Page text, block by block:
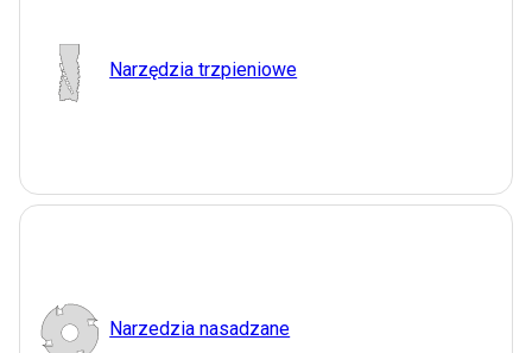
Narzędzia trzpieniowe
Narzedzia nasadzane